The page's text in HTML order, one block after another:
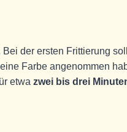
der ersten Frittierung
Farbe angenommen
etwa zwei bis drei